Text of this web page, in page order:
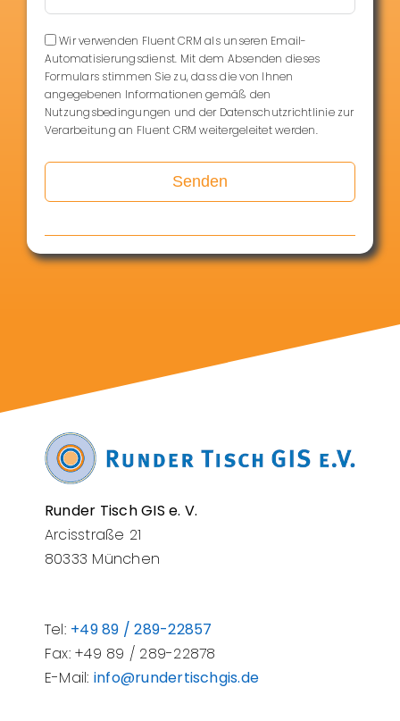
Wir verwenden Fluent CRM als unseren Email-
Automatisierungsdienst. Mit dem Absenden dieses
Formulars stimmen Sie zu, dass die von Ihnen
angegebenen Informationen gemäß den
Nutzungsbedingungen und der Datenschutzrichtlinie zur
Verarbeitung an Fluent CRM weitergeleitet werden.
Senden
Runder Tisch GIS e. V.
Arcisstraße 21
80333 München
Tel: +49 89 / 289-22857
Fax: +49 89 / 289-22878
E-Mail: info@rundertischgis.de